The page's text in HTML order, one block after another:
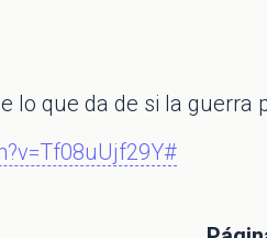
lo que da de si la